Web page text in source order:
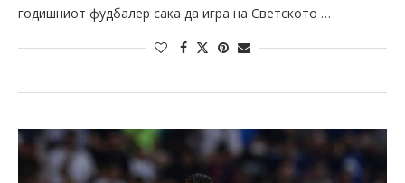
годишниот фудбалер сака да игра на Светското …